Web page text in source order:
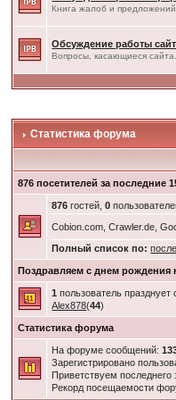
Книга жалоб и предложений.
Обсуждение работы
Вопросы, касающиеся
Статистика форума
876 посетителей за последние
876 гостей,0
Cobion.com, Crawler.de,
Полный список по:
Поздравляем с днем рождения
1 пользователь
Alex878(44)
Статистика форума
На форуме сообщений:
Зарегистрировано
Приветствуем последнего
Рекорд посещаемости